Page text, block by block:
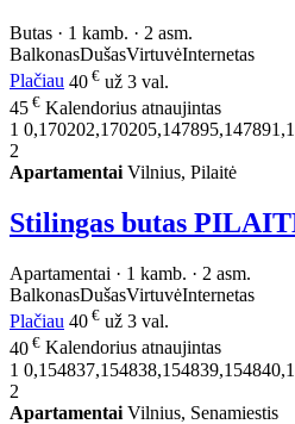
Butas · 1 kamb. · 2 asm.
BalkonasDušasVirtuvėInternetas
Plačiau 40 € už 3 val.
45 € Kalendorius atnaujintas
1
2
Apartamentai Vilnius, Pilaitė
Stilingas butas
Apartamentai · 1 kamb. · 2 asm.
BalkonasDušasVirtuvėInternetas
Plačiau 40 € už 3 val.
40 € Kalendorius atnaujintas
1
2
Apartamentai Vilnius, Senamiestis